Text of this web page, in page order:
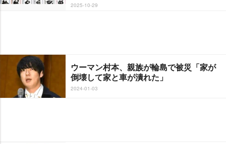
2025-10-29
ウーマン村本、親族が輪島で被災「家が
倒壊して家と車が潰れた」
2024-01-03